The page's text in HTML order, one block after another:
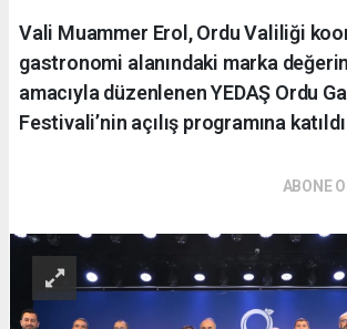
Vali Muammer Erol, Ordu Valiliği
gastronomi alanındaki marka
amacıyla düzenlenen YEDAŞ Ordu
Festivali’nin açılış programına
ABONE